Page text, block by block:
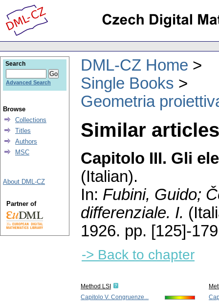
DML-CZ Home
Single Books
Geometria
Similar
Capitolo III. Gli
(Italian).
In: Fubini, Guido;
differenziale. I.
1926. pp. [125]-179
-> Back to chapter
Method LSI
Capitolo V. Congruenze...
Search
Advanced Search
Browse
Collections
Titles
Authors
MSC
About DML-CZ
Partner of